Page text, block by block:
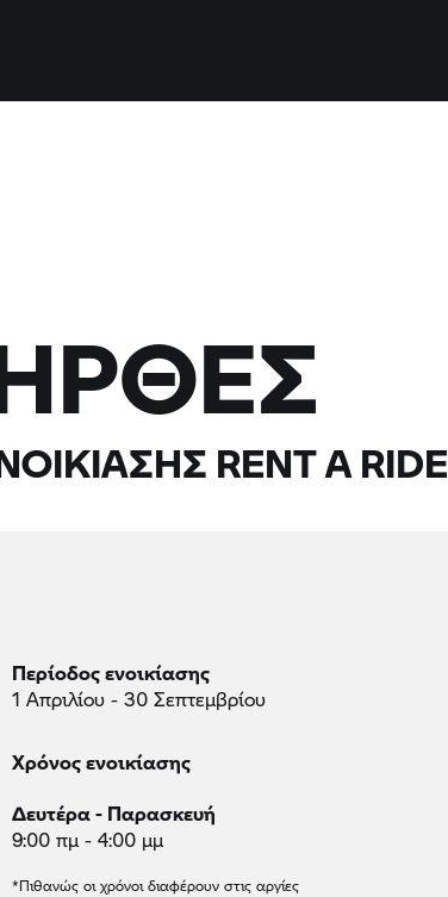
RENT A RIDE
Περίοδος ενοικίασης
1 Απριλίου - 30 Σεπτεμβρίου
Χρόνος ενοικίασης
Δευτέρα - Παρασκευή
9:00 πμ - 4:00 μμ
*Πιθανώς οι χρόνοι διαφέρουν στις αργίες